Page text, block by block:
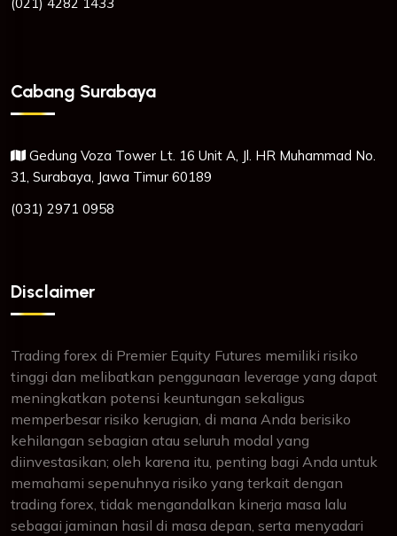
Cabang Surabaya
Gedung Voza Tower Lt. 16 Unit A, Jl. HR Muhammad No.
31, Surabaya, Jawa Timur 60189
(031) 2971 0958
Disclaimer
Trading forex di Premier Equity Futures memiliki risiko
tinggi dan melibatkan penggunaan leverage yang dapat
meningkatkan potensi keuntungan sekaligus
memperbesar risiko kerugian, di mana Anda berisiko
kehilangan sebagian atau seluruh modal yang
diinvestasikan; oleh karena itu, penting bagi Anda untuk
memahami sepenuhnya risiko yang terkait dengan
trading forex, tidak mengandalkan kinerja masa lalu
sebagai jaminan hasil di masa depan, serta menyadari